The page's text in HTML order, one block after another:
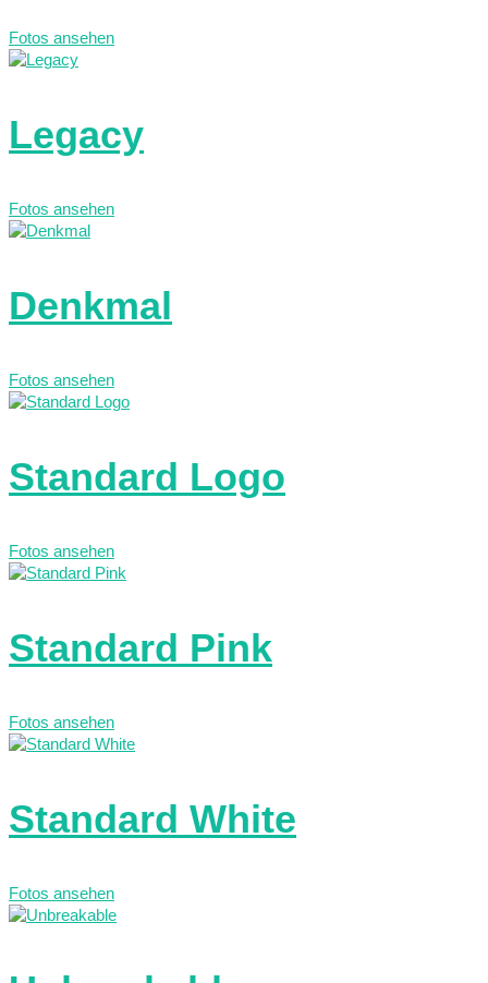
Fotos ansehen
Legacy
Fotos ansehen
Denkmal
Fotos ansehen
Standard Logo
Fotos ansehen
Standard Pink
Fotos ansehen
Standard White
Fotos ansehen